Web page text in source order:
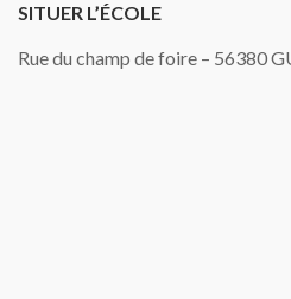
SITUER L’ÉCOLE
Rue du champ de foire – 56380